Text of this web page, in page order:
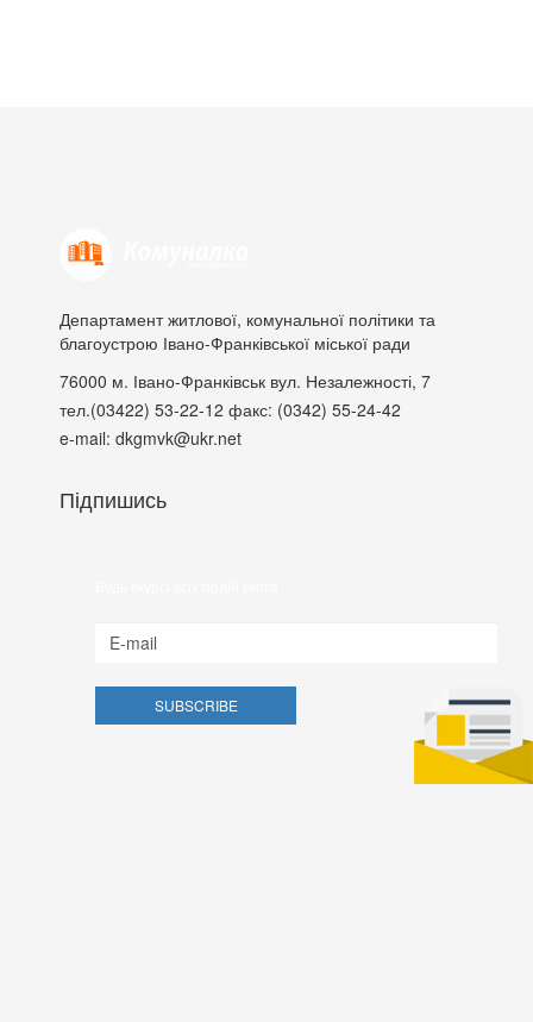
Департамент житлової, комунальної політики та
благоустрою Івано-Франківської міської ради
76000 м. Івано-Франківськ вул. Незалежності, 7
тел.(03422) 53-22-12 факс: (0342) 55-24-42
e-mail: dkgmvk@ukr.net
Підпишись